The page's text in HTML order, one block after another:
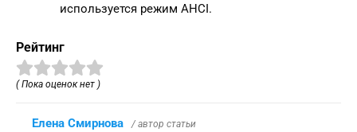
используется режим AHCI.
Рейтинг
( Пока оценок нет )
Елена Смирнова / автор статьи